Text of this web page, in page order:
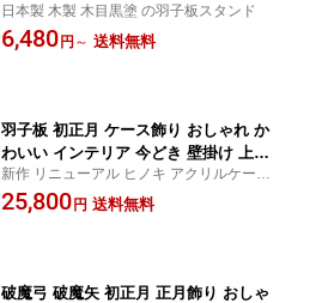
人形店 MMN0223
日本製 木製 木目黒塗 の羽子板スタンド
6,480 円 ～ 送料無料
羽子板 初正月 ケース飾り おしゃれ か
わいい インテリア 今どき 壁掛け 上品 6
号 花水引 檜 ラウンドケース 壁掛け ナ
チュラル 初節句 増村人形店 MMN0343
新作 リニューアル ヒノキ アクリルケース
ミニ羽子板 初正月 お正月 お祝 プレゼント
小さい 初正月
25,800 円 送料無料
破魔弓 破魔矢 初正月 正月飾り おしゃ